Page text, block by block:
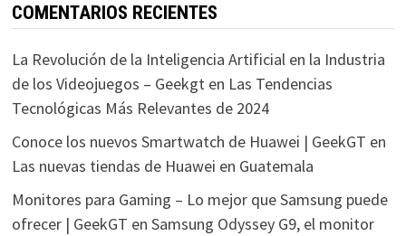
COMENTARIOS RECIENTES
La Revolución de la Inteligencia Artificial en la Industria
de los Videojuegos – Geekgten Las Tendencias
Tecnológicas Más Relevantes de 2024
Conoce los nuevos Smartwatch de Huawei | GeekGT en
Las nuevas tiendas de Huawei en Guatemala
Monitores para Gaming – Lo mejor que Samsung puede
ofrecer | GeekGT en Samsung Odyssey G9, el monitor